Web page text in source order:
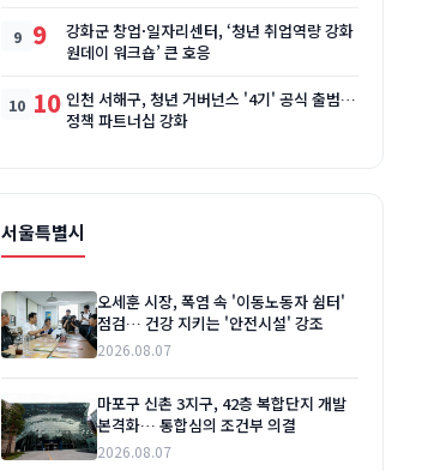
9
강화군 창업·일자리센터, ‘청년 취업역량 강화
원데이 워크숍’ 큰 호응
10 인천 서해구, 청년 거버넌스 '4기' 공식 출범…
정책 파트너십 강화
서울특별시
오세훈 시장, 폭염 속 '이동노동자 쉼터'
점검… 건강 지키는 '안전시설' 강조
2026.08.07
마포구 신촌 3지구, 42층 복합단지 개발
본격화… 통합심의 조건부 의결
2026.08.07